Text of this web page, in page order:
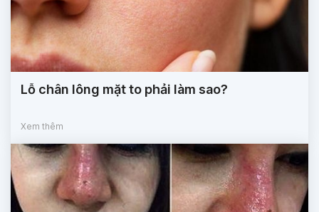
Lỗ chân lông mặt to phải làm sao?
Xem thêm